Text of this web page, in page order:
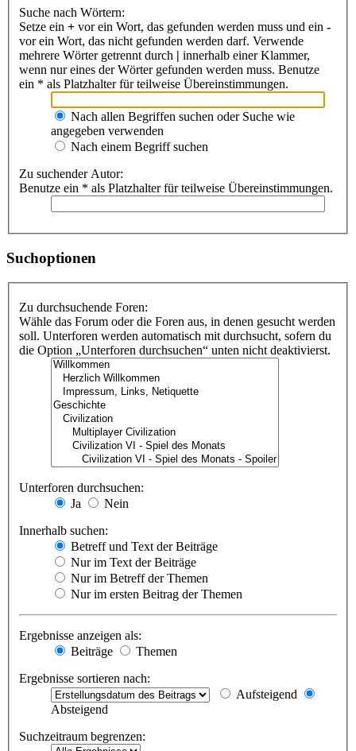
Suche nach Wörtern:
Setze ein + vor ein Wort, das gefunden werden muss und ein -
vor ein Wort, das nicht gefunden werden darf. Verwende
mehrere Wörter getrennt durch | innerhalb einer Klammer,
wenn nur eines der Wörter gefunden werden muss. Benutze
ein * als Platzhalter für teilweise Übereinstimmungen.
Nach allen Begriffen suchen oder Suche wie
angegeben verwenden
Nach einem Begriff suchen
Zu suchender Autor:
Benutze ein * als Platzhalter für teilweise Übereinstimmungen.
Suchoptionen
Zu durchsuchende Foren:
Wähle das Forum oder die Foren aus, in denen gesucht werden
soll. Unterforen werden automatisch mit durchsucht, sofern du
die Option „Unterforen durchsuchen“ unten nicht deaktivierst.
Unterforen durchsuchen:
Ja
Nein
Innerhalb suchen:
Betreff und Text der Beiträge
Nur im Text der Beiträge
Nur im Betreff der Themen
Nur im ersten Beitrag der Themen
Ergebnisse anzeigen als:
Beiträge
Themen
Ergebnisse sortieren nach:
Aufsteigend
Absteigend
Suchzeitraum begrenzen: